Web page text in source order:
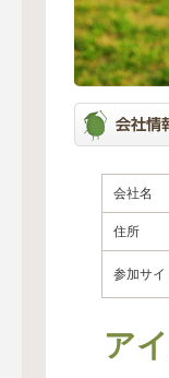
会社名
住所
参加サイ
ア